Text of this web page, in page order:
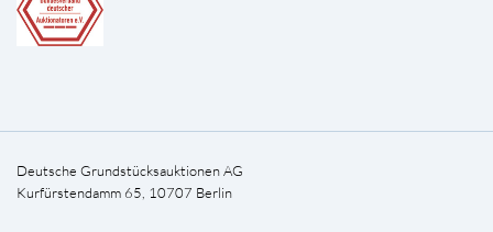
Deutsche Grundstücksauktionen AG
Kurfürstendamm 65, 10707 Berlin